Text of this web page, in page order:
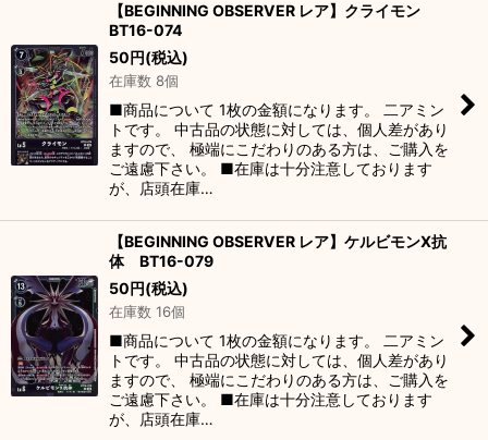
【BEGINNING OBSERVER レア】クライモン
BT16-074
50円(税込)
在庫数 8個
■商品について 1枚の金額になります。 二アミン
トです。 中古品の状態に対しては、個人差があり
ますので、 極端にこだわりのある方は、ご購入を
ご遠慮下さい。 ■在庫は十分注意しております
が、店頭在庫…
【BEGINNING OBSERVER レア】ケルビモンX抗
体 BT16-079
50円(税込)
在庫数 16個
■商品について 1枚の金額になります。 二アミン
トです。 中古品の状態に対しては、個人差があり
ますので、 極端にこだわりのある方は、ご購入を
ご遠慮下さい。 ■在庫は十分注意しております
が、店頭在庫…